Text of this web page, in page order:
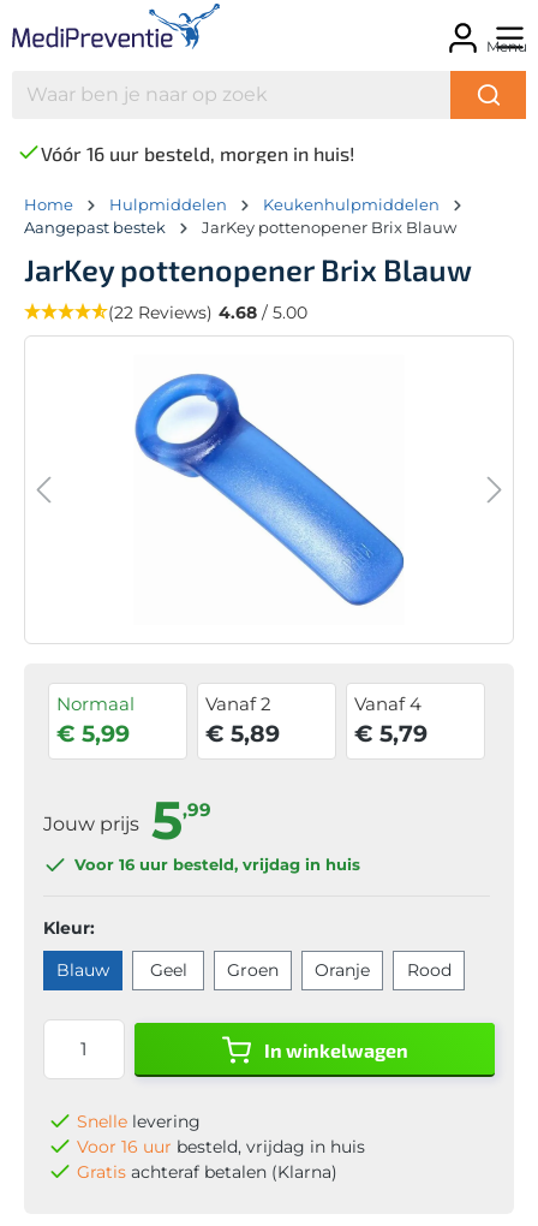
Menu
Vóór 16 uur besteld, morgen in huis!
Home Hulpmiddelen
Keukenhulpmiddelen
Aangepast bestek
JarKey pottenopener Brix Blauw
JarKey pottenopener Brix Blauw
(22 Reviews) 4.68 / 5.00
Normaal
€ 5,99
Vanaf 2
€ 5,89
Vanaf 4
€ 5,79
Jouw prijs 5,99
Voor 16 uur besteld, vrijdag in huis
Kleur:
Blauw
Geel Groen Oranje Rood
In winkelwagen
Snelle levering
Voor 16 uur besteld, vrijdag in huis
Gratis achteraf betalen (Klarna)